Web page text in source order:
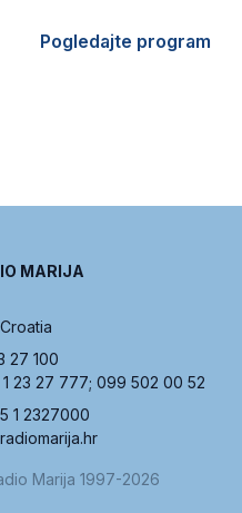
Pogledajte program
MARIJA
27 100
23 27 777; 099 502 00 52
1 2327000
Marija 1997-2026